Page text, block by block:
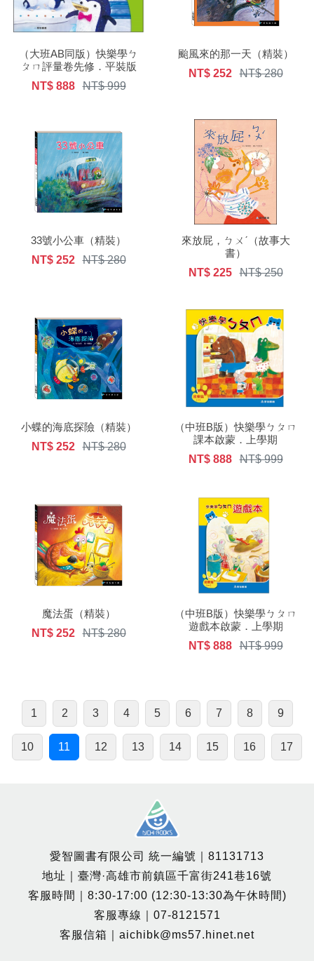
（大班AB同版）快樂學ㄅ
ㄆㄇ評量卷先修．平裝版
NT$ 888
NT$ 999
颱風來的那一天（精裝）
NT$ 252
NT$ 280
33號小公車（精裝）
NT$ 252
NT$ 280
來放屁，ㄅㄨˊ（故事大
書）
NT$ 225
NT$ 250
小蝶的海底探險（精裝）
NT$ 252
NT$ 280
（中班B版）快樂學ㄅㄆㄇ
課本啟蒙．上學期
NT$ 888
NT$ 999
魔法蛋（精裝）
NT$ 252
NT$ 280
（中班B版）快樂學ㄅㄆㄇ
遊戲本啟蒙．上學期
NT$ 888
NT$ 999
1 2 3 4 5 6 7 8 9
10 11 12 13 14 15 16 17
愛智圖書有限公司 統一編號｜81131713
地址｜臺灣·高雄市前鎮區千富街241巷16號
客服時間｜8:30-17:00 (12:30-13:30為午休時間)
客服專線｜07-8121571
客服信箱｜aichibk@ms57.hinet.net